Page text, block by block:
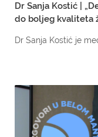
Dr Sanja Kostić |
do boljeg kvaliteta
Dr Sanja Kostić je